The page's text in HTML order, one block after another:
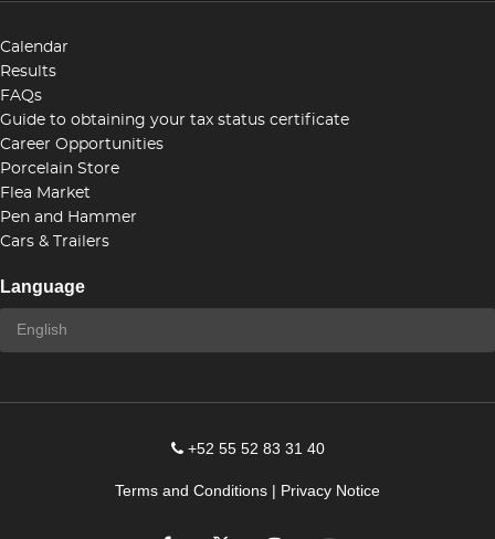
Calendar
Results
FAQs
Guide to obtaining your tax status certificate
Career Opportunities
Porcelain Store
Flea Market
Pen and Hammer
Cars & Trailers
Language
+52 55 52 83 31 40
Terms and Conditions | Privacy Notice